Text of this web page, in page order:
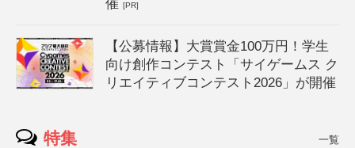
催[PR]
【公募情報】大賞賞金100万円！学生
向け創作コンテスト「サイゲームス ク
リエイティブコンテスト2026」が開催
特集 一覧